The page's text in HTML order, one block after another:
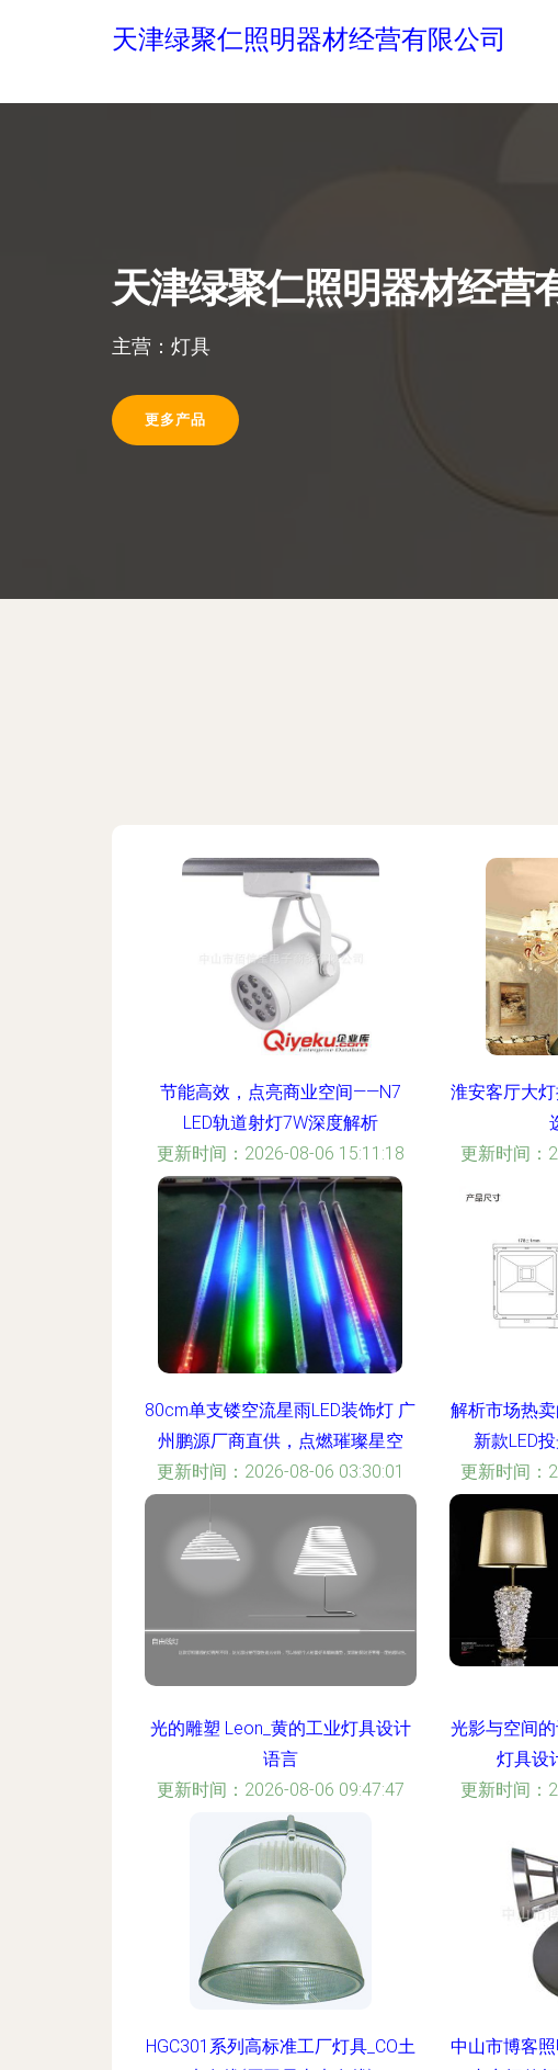
天津绿聚仁照明器材经营有限公司
天津绿聚仁照明器材经营
主营：灯具
更多产品
节能高效，点亮商业空间——N7
LED轨道射灯7W深度解析
更新时间：2026-08-06 15:11:18
淮安客厅大
更新时间：
80cm单支镂空流星雨LED装饰灯 广
州鹏源厂商直供，点燃璀璨星空
更新时间：2026-08-06 03:30:01
解析市场热
新款LED
更新时间：
光的雕塑 Leon_黄的工业灯具设计
语言
更新时间：2026-08-06 09:47:47
光影与空间
灯具设
更新时间：
HGC301系列高标准工厂灯具_CO土
中山市博客